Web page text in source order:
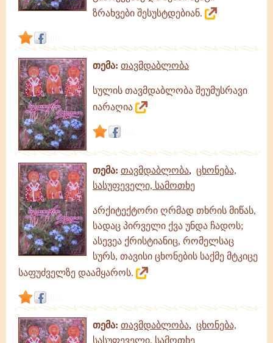
ზრახვები შესუსტდებიან.
თემა: თავმდაბლობა
სულის თავმდაბლობა შეუმუსრავი
იარაღია
თემა: თავმდაბლობა, ცხონება,
სასუფეველი, სამოთხე
არქიტექტორი ღრმად თხრის მიწას,
სადაც პირველი ქვა უნდა ჩადოს;
ასევეა ქრისტიანიც, რომელსაც
სურს, თავისი ცხონების საქმე მტკიცე
საფუძველზე დაამყაროს.
თემა: თავმდაბლობა, ცხონება,
სასუფეველი, სამოთხე